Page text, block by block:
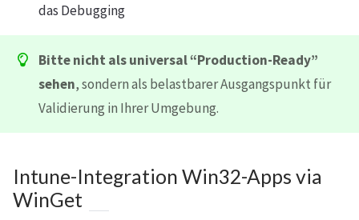
das Debugging
Bitte nicht als universal “Production-Ready”
sehen, sondern als belastbarer Ausgangspunkt für
Validierung in Ihrer Umgebung.
Intune-Integration Win32-Apps via
WinGet